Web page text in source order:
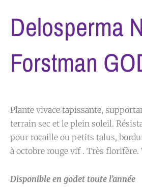
Delosperma
Forstman
Plante vivace tapissante,
terrain sec et le plein soleil.
pour rocaille ou petits talus,
à octobre rouge vif . Très florifère.
Disponible en godet toute l’année